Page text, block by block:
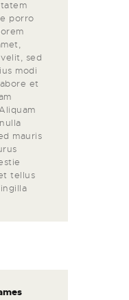
porro
sed
modi
et
mauris
tellus